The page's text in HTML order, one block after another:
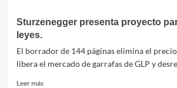
Avanza
para
elecciones
Sturzenegger presenta proyecto
leyes.
El borrador de 144 páginas elimina el
libera el mercado de garrafas de GLP y
Leer másLeer